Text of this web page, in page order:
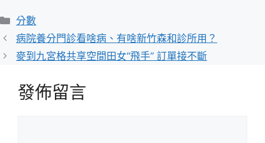
分
類
分數
病院養分門診看啥病、有啥新竹森和診所用？
麥到九宮格共享空間田女“飛手” 訂單接不斷
發佈留言